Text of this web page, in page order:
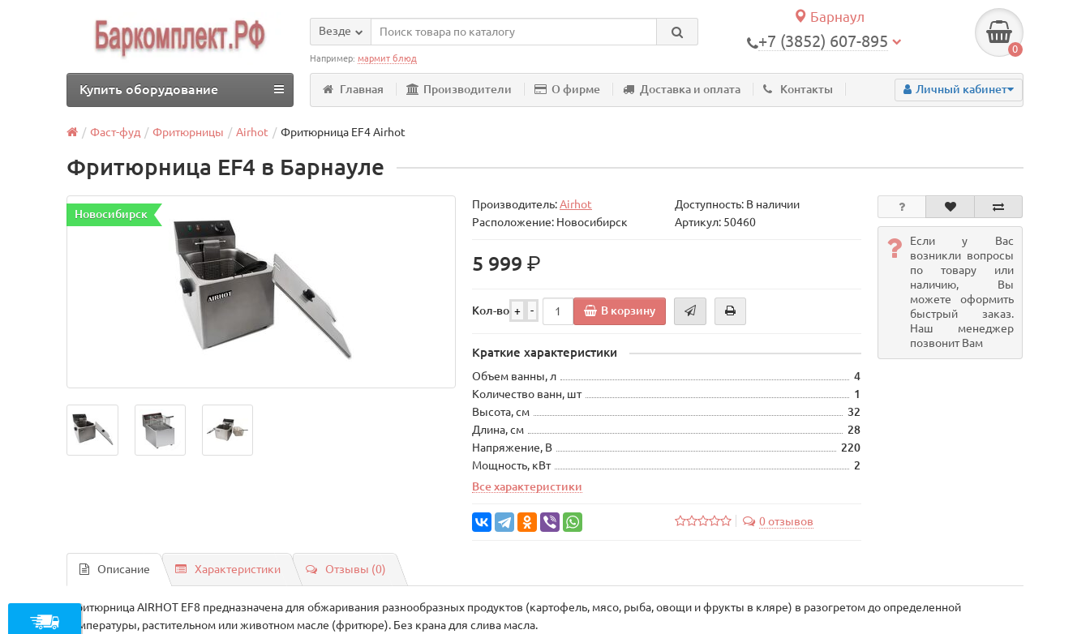
Барнаул
+7 (3852) 607-895 0
Везде
Например:мармит блюд
Главная Производители О фирме Доставка и оплата Контакты Личный кабинет
Купить оборудование
Фаст-фуд Фритюрницы Airhot Фритюрница EF4 Airhot
Фритюрница EF4 в Барнауле
Новосибирск
Производитель:Airhot
Доступность: В наличии
Расположение: Новосибирск
Артикул: 50460
5 999р.
Кол-во + - В корзину
Краткие характеристики
Объем ванны, л
4
Количество ванн, шт
1
Высота, см
32
Длина, см
28
Напряжение, В
220
Мощность, кВт
2
Все характеристики
0 отзывов
Если у Вас
возникли вопросы
по товару или
наличию, Вы
можете оформить
быстрый заказ.
Наш менеджер
позвонит Вам
Описание Характеристики Отзывы (0)
Фритюрница AIRHOT EF8 предназначена для обжаривания разнообразных продуктов (картофель, мясо, рыба, овощи и фрукты в кляре) в разогретом до определенной
температуры, растительном или животном масле (фритюре). Без крана для слива масла.